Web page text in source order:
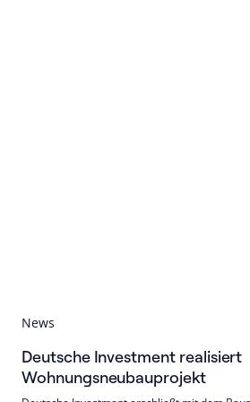
News
Deutsche Investment realisiert
Wohnungsneubauprojekt